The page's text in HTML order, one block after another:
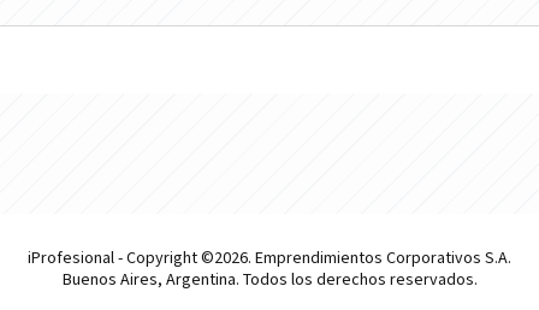
iProfesional - Copyright ©2026. Emprendimientos Corporativos S.A.
Buenos Aires, Argentina. Todos los derechos reservados.